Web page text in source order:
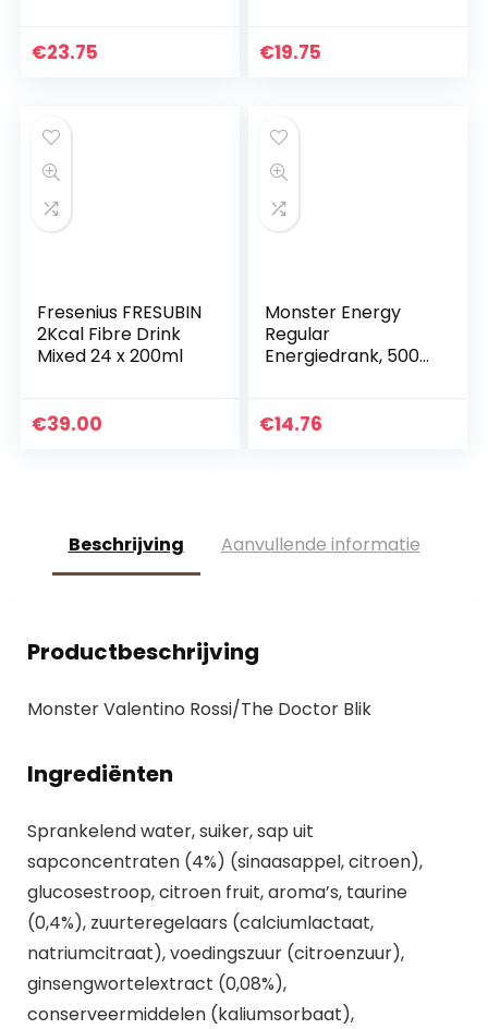
€23.75
Minder zoet –
€19.75
Fresenius FRESUBIN
2Kcal Fibre Drink
Mixed 24 x 200ml
€39.00
Monster Energy
Regular
Energiedrank, 500
€14.76
Beschrijving Aanvullende informatie
Productbeschrijving
Monster Valentino Rossi/The Doctor Blik
Ingrediënten
Sprankelend water, suiker, sap uit
sapconcentraten (4%) (sinaasappel, citroen),
glucosestroop, citroen fruit, aroma’s, taurine
(0,4%), zuurteregelaars (calciumlactaat,
natriumcitraat), voedingszuur (citroenzuur),
ginsengwortelextract (0,08%),
conserveermiddelen (kaliumsorbaat),